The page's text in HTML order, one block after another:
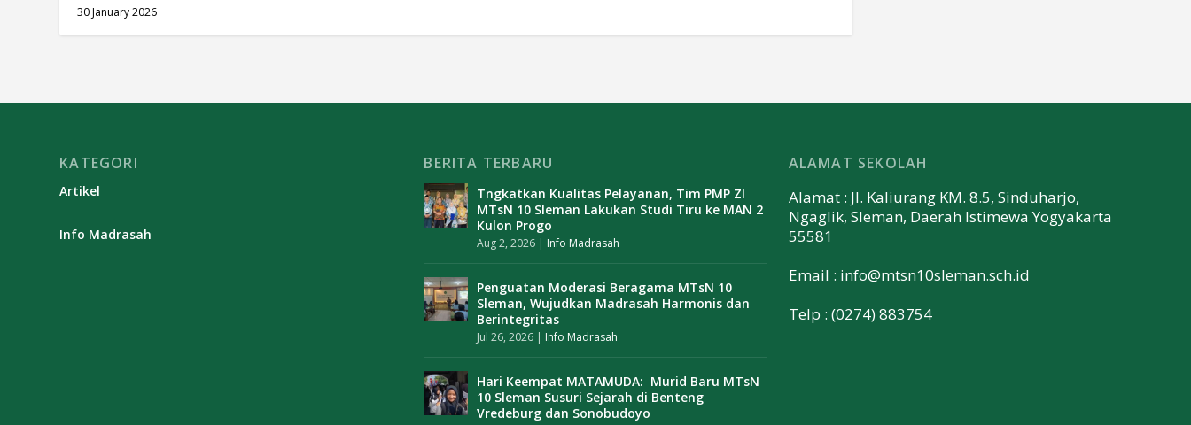
30 January 2026
KATEGORI
Artikel
Info Madrasah
BERITA TERBARU
Tngkatkan Kualitas Pelayanan, Tim PMP ZI
MTsN 10 Sleman Lakukan Studi Tiru ke MAN 2
Kulon Progo
Aug 2, 2026 | Info Madrasah
Penguatan Moderasi Beragama MTsN 10
Sleman, Wujudkan Madrasah Harmonis dan
Berintegritas
Jul 26, 2026 | Info Madrasah
Hari Keempat MATAMUDA: Murid Baru MTsN
10 Sleman Susuri Sejarah di Benteng
Vredeburg dan Sonobudoyo
ALAMAT SEKOLAH
Alamat : Jl. Kaliurang KM. 8.5, Sinduharjo,
Ngaglik, Sleman, Daerah Istimewa Yogyakarta
55581
Email : info@mtsn10sleman.sch.id
Telp : (0274) 883754